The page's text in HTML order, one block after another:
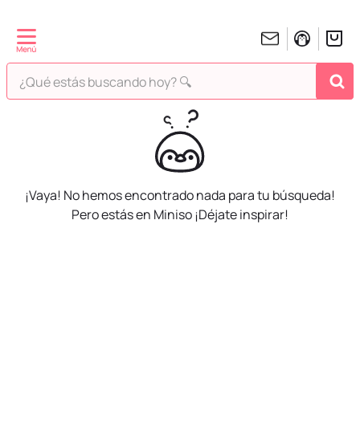
¿Qué estás buscando hoy? 🔍
¡Vaya! No hemos encontrado nada para tu búsqueda!
Pero estás en Miniso ¡Déjate inspirar!